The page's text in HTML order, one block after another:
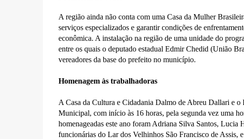
A região ainda não conta com uma Casa da Mulher
serviços especializados e garantir condições de
econômica. A instalação na região de uma unidade do
entre os quais o deputado estadual Edmir Chedid (União
vereadores da base do prefeito no município.
Homenagem às trabalhadoras
A Casa da Cultura e Cidadania Dalmo de Abreu Dallari e
Municipal, com início às 16 horas, pela segunda vez uma
homenageadas este ano foram Adriana Silva Santos,
funcionárias do Lar dos Velhinhos São Francisco de Assis,